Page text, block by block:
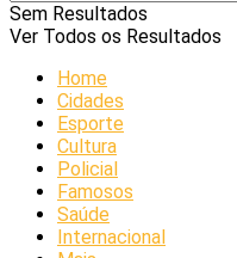
Sem Resultados
Ver Todos os Resultados
Home
Cidades
Esporte
Cultura
Policial
Famosos
Saúde
Internacional